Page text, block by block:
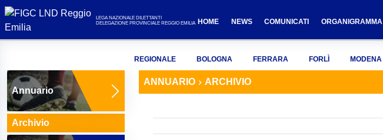
LEGA NAZIONALE DILETTANTI
DELEGAZIONE PROVINCIALE REGGIO EMILIA
HOME NEWS COMUNICATI ORGANIGRAMMA
REGIONALE BOLOGNA FERRARA FORLÌ MODENA
Annuario
Archivio
ANNUARIO ARCHIVIO